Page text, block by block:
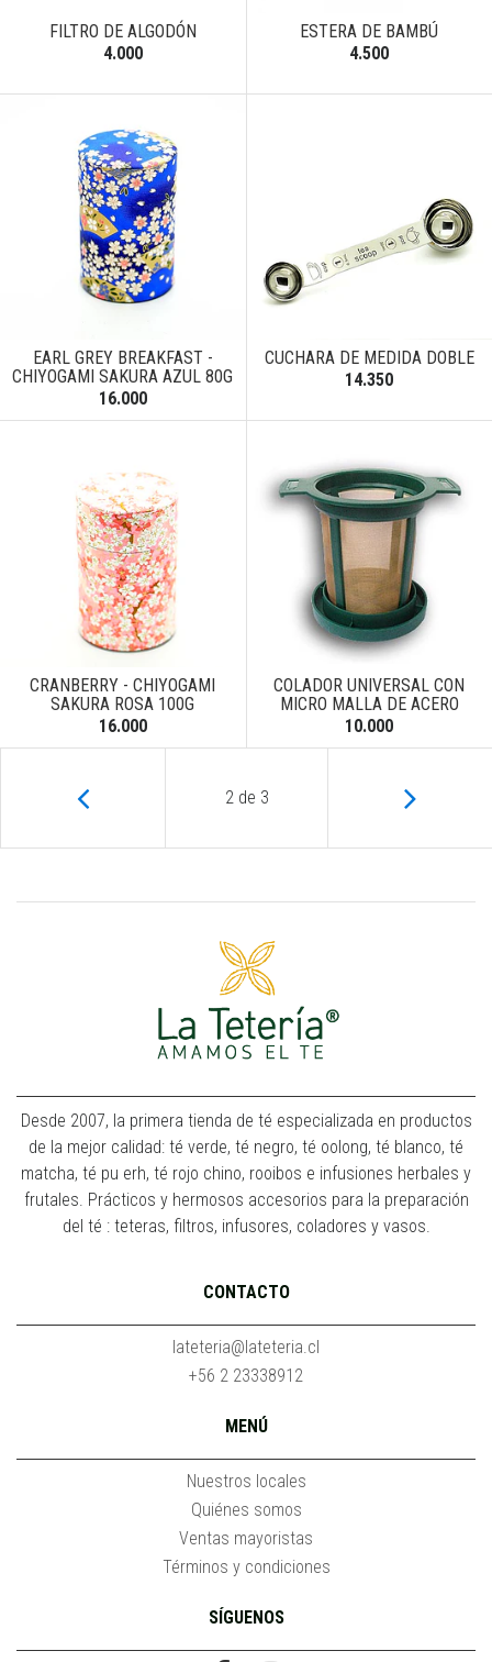
FILTRO DE ALGODÓN
4.000
ESTERA DE BAMBÚ
4.500
EARL GREY BREAKFAST -
CHIYOGAMI SAKURA AZUL 80G
16.000
CUCHARA DE MEDIDA DOBLE
14.350
CRANBERRY - CHIYOGAMI
SAKURA ROSA 100G
16.000
COLADOR UNIVERSAL CON
MICRO MALLA DE ACERO
10.000
2 de 3
Desde 2007, la primera tienda de té especializada en productos
de la mejor calidad: té verde, té negro, té oolong, té blanco, té
matcha, té pu erh, té rojo chino, rooibos e infusiones herbales y
frutales. Prácticos y hermosos accesorios para la preparación
del té : teteras, filtros, infusores, coladores y vasos.
CONTACTO
lateteria@lateteria.cl
+56 2 23338912
MENÚ
Nuestros locales
Quiénes somos
Ventas mayoristas
Términos y condiciones
SÍGUENOS